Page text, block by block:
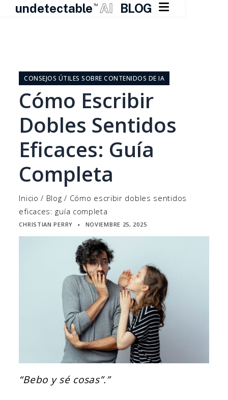
undetectable TM AI BLOG 
contenidoCONSEJOS ÚTILES SOBRE CONTENIDOS DE IA
Cómo Escribir
Dobles Sentidos
Eficaces: Guía
Completa
Inicio / Blog / Cómo escribir dobles sentidos
eficaces: guía completa
CHRISTIAN PERRY ▪ NOVIEMBRE 25, 2025
“Bebo y sé cosas”.”